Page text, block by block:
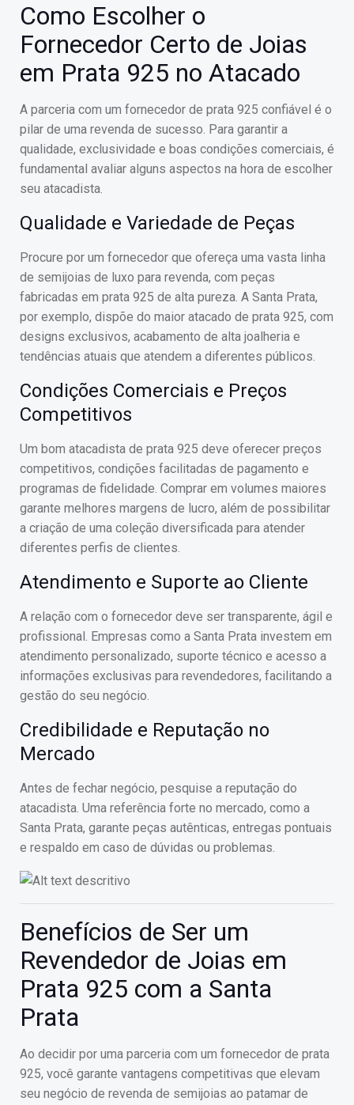
Como Escolher o
Fornecedor Certo de Joias
em Prata 925 no Atacado
A parceria com um fornecedor de prata 925 confiável é o
pilar de uma revenda de sucesso. Para garantir a
qualidade, exclusividade e boas condições comerciais, é
fundamental avaliar alguns aspectos na hora de escolher
seu atacadista.
Qualidade e Variedade de Peças
Procure por um fornecedor que ofereça uma vasta linha
de semijoias de luxo para revenda, com peças
fabricadas em prata 925 de alta pureza. A Santa Prata,
por exemplo, dispõe do maior atacado de prata 925, com
designs exclusivos, acabamento de alta joalheria e
tendências atuais que atendem a diferentes públicos.
Condições Comerciais e Preços
Competitivos
Um bom atacadista de prata 925 deve oferecer preços
competitivos, condições facilitadas de pagamento e
programas de fidelidade. Comprar em volumes maiores
garante melhores margens de lucro, além de possibilitar
a criação de uma coleção diversificada para atender
diferentes perfis de clientes.
Atendimento e Suporte ao Cliente
A relação com o fornecedor deve ser transparente, ágil e
profissional. Empresas como a Santa Prata investem em
atendimento personalizado, suporte técnico e acesso a
informações exclusivas para revendedores, facilitando a
gestão do seu negócio.
Credibilidade e Reputação no
Mercado
Antes de fechar negócio, pesquise a reputação do
atacadista. Uma referência forte no mercado, como a
Santa Prata, garante peças autênticas, entregas pontuais
e respaldo em caso de dúvidas ou problemas.
Benefícios de Ser um
Revendedor de Joias em
Prata 925 com a Santa
Prata
Ao decidir por uma parceria com um fornecedor de prata
925, você garante vantagens competitivas que elevam
seu negócio de revenda de semijoias ao patamar de